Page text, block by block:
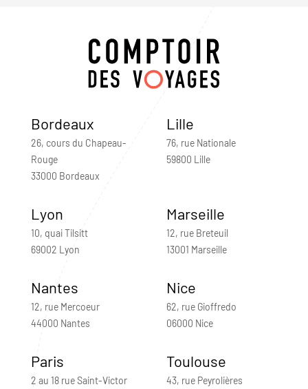
Bordeaux
26, cours du Chapeau-
Rouge
33000 Bordeaux
Lille
76, rue Nationale
59800 Lille
Lyon
10, quai Tilsitt
69002 Lyon
Marseille
12, rue Breteuil
13001 Marseille
Nantes
12, rue Mercoeur
44000 Nantes
Nice
62, rue Gioffredo
06000 Nice
Paris
2 au 18 rue Saint-Victor
Toulouse
43, rue Peyrolières